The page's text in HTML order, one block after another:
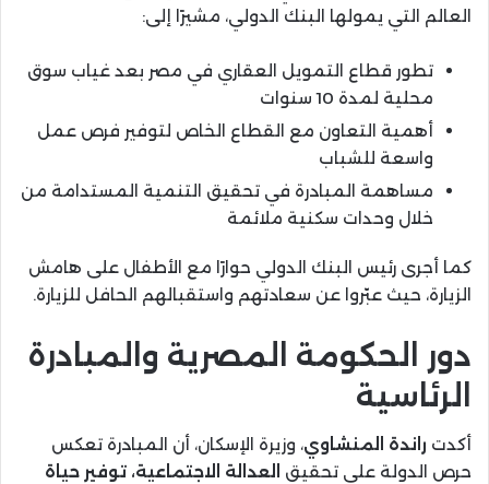
العالم التي يمولها البنك الدولي، مشيرًا إلى:
تطور قطاع التمويل العقاري في مصر بعد غياب سوق
محلية لمدة 10 سنوات
أهمية التعاون مع القطاع الخاص لتوفير فرص عمل
واسعة للشباب
مساهمة المبادرة في تحقيق التنمية المستدامة من
خلال وحدات سكنية ملائمة
كما أجرى رئيس البنك الدولي حوارًا مع الأطفال على هامش
الزيارة، حيث عبّروا عن سعادتهم واستقبالهم الحافل للزيارة.
دور الحكومة المصرية والمبادرة
الرئاسية
أكدت راندة المنشاوي، وزيرة الإسكان، أن المبادرة تعكس
حرص الدولة على تحقيق
العدالة الاجتماعية، توفير حياة